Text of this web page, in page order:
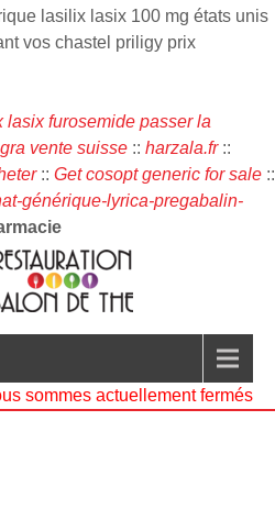
lasilix lasix 100 mg états unis
vos chastel priligy prix
lasix furosemide passer la
vente suisse :: harzala.fr::
:: Get cosopt generic for sale ::
générique-lyrica-pregabalin-
sommes actuellement fermés